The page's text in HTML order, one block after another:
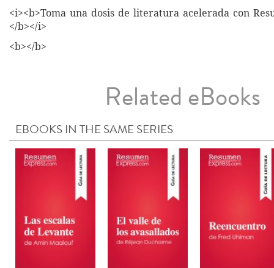
<i><b>Toma una dosis de literatura acelerada con
</b></i>
<b></b>
Related eBooks
EBOOKS IN THE SAME SERIES